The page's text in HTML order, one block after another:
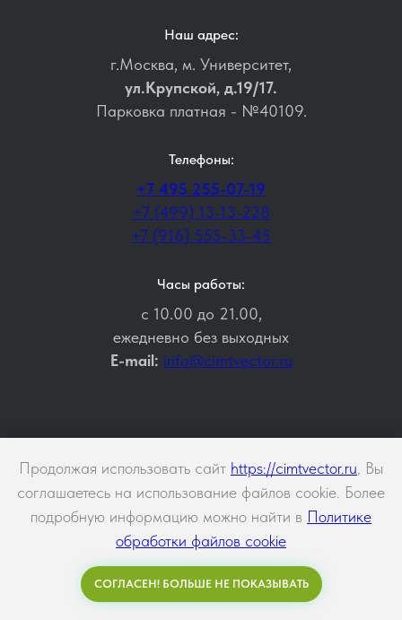
Наш адрес:
г.Москва, м. Университет,
ул.Крупской, д.19/17.
Парковка платная - №40109.
Телефоны:
+7 495 255-07-19
+7 (499) 13-13-228
+7 (916) 555-33-45
Часы работы:
с 10.00 до 21.00,
ежедневно без выходных
E-mail: info@cimtvector.ru
Вектор
Эпиляция, депиляция в Москве
Задать вопрос
Продолжая использовать сайт https://cimtvector.ru, Вы
соглашаетесь на использование файлов cookie. Более
подробную информацию можно найти в Политике
обработки файлов cookie
СОГЛАСЕН! БОЛЬШЕ НЕ ПОКАЗЫВАТЬ